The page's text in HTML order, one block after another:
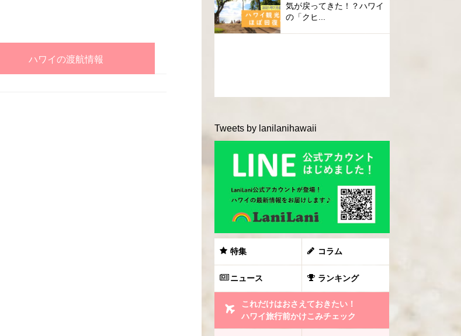
ハワイの渡航情報
気が戻ってきた！？ハワイ
の「クヒ...
Tweets by lanilanihawaii
特集 コラム
ニュース ランキング
これだけはおさえておきたい！
ハワイ旅行前かけこみチェック